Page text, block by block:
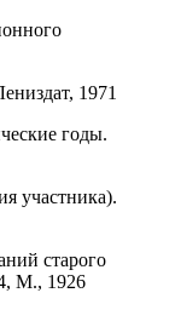
1971
годы.
участника).
старого
М., 1926